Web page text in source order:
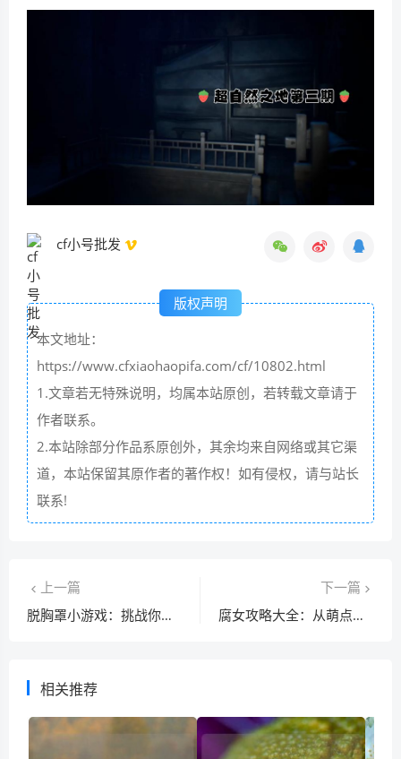
cf小号批发
版权声明
本文地址：
https://www.cfxiaohaopifa.com/cf/10802.html
1.文章若无特殊说明，均属本站原创，若转载文章请于
作者联系。
2.本站除部分作品系原创外，其余均来自网络或其它渠
道，本站保留其原作者的著作权！如有侵权，请与站长
联系!
上一篇
脱胸罩小游戏：挑战你的手速与眼力极限！
下一篇
腐女攻略大全：从萌点到追剧技巧全解析
相关推荐